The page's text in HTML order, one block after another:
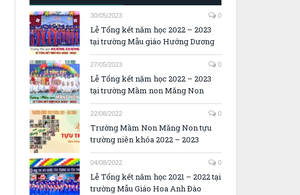
30/05/2023 0
Lễ Tổng kết năm học 2022 – 2023
tại trường Mẫu giáo Hướng Dương
27/05/2023 0
Lễ Tổng kết năm học 2022 – 2023
tại trường Mầm non Măng Non
22/08/2022 0
Trường Mầm Non Măng Non tựu
trường niên khóa 2022 – 2023
04/08/2022 0
Lễ Tổng kết năm học 2021 – 2022 tại
trường Mẫu Giáo Hoa Anh Đào